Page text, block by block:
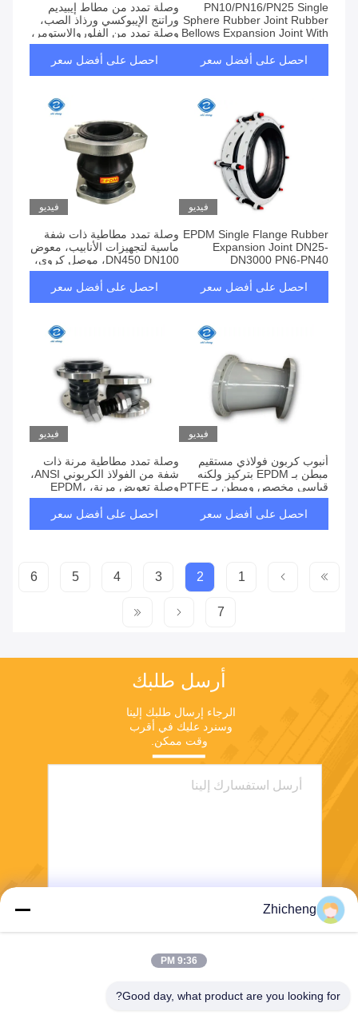
PN10/PN16/PN25 Single
Sphere Rubber Joint Rubber
Bellows Expansion Joint With
SS304/SS316 Flange
Flexible Joint
احصل على أفضل سعر
وصلة تمدد من مطاط إيبيديم
وراتنج الإيبوكسي ورذاذ الصب،
وصلة تمدد من الفلوروالاستومر،
وصلة ناعمة، وصلة تمدد من
مطاط البوتيل عند مخرج مضخة
تدوير ملاط إزالة الكبريت من
احصل على أفضل سعر
فيديو
EPDM Single Flange Rubber
Expansion Joint DN25-
DN3000 PN6-PN40
احصل على أفضل سعر
فيديو
وصلة تمدد مطاطية ذات شفة
ماسية لتجهيزات الأنابيب، معوض
DN450 DN100، موصل كروي،
EPDM، شفة واحدة، منفاخ
كروياحصل على أفضل سعر
فيديو
أنبوب كربون فولاذي مستقيم
مبطن بـ EPDM بتركيز ولكنه
قياسي مخصص ومبطن بـ PTFE
بالكامل
احصل على أفضل سعر
فيديو
وصلة تمدد مطاطية مرنة ذات
شفة من الفولاذ الكربوني ANSI،
وصلة تعويض مرنة، EPDM،
NBR
احصل على أفضل سعر
1
2
3
4
5
6
7
أرسل طلبك
وقت ممكن.
Zhicheng
9:36 PM
Good day, what product are you looking for?